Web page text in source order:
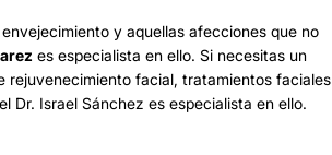
y aquellas afecciones que no
es especialista en ello. Si necesitas un
rejuvenecimiento facial, tratamientos faciales
Dr. Israel Sánchez es especialista en ello.